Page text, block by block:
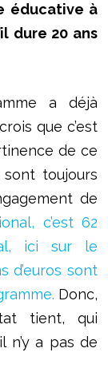
éducative à
dure 20 ans
a déjà
que c’est
de ce
toujours
de
c’est 62
ici sur le
d’euros sont
Donc,
tient, qui
n’y a pas de